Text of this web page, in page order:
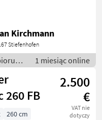
Kirchmann
Stiefenhofen
/
do
1 miesiąc online
260 FB
2.500
€
VAT nie
dotyczy
260 cm